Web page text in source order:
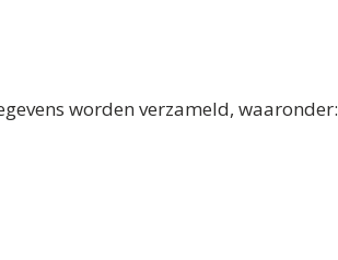
worden verzameld, waaronder: